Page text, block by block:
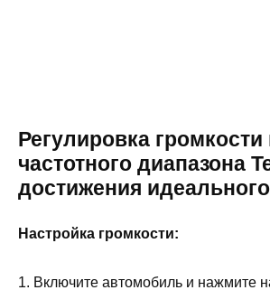
Регулировка громкости
частотного диапазона
достижения
Настройка громкости:
1. Включите автомобиль и нажмите